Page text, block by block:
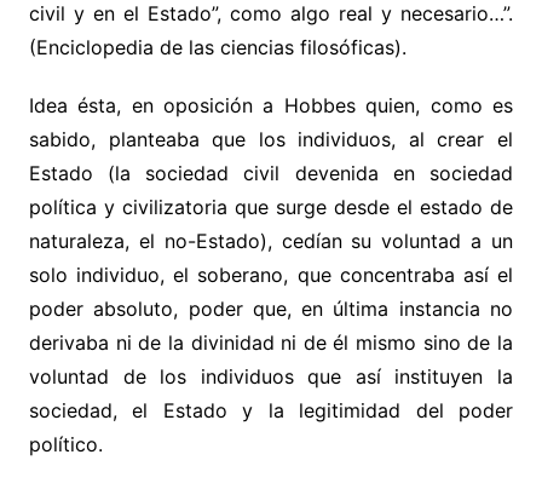
civil y en el Estado”, como algo real y necesario…”.
(Enciclopedia de las ciencias filosóficas).
Idea ésta, en oposición a Hobbes quien, como es
sabido, planteaba que los individuos, al crear el
Estado (la sociedad civil devenida en sociedad
política y civilizatoria que surge desde el estado de
naturaleza, el no-Estado), cedían su voluntad a un
solo individuo, el soberano, que concentraba así el
poder absoluto, poder que, en última instancia no
derivaba ni de la divinidad ni de él mismo sino de la
voluntad de los individuos que así instituyen la
sociedad, el Estado y la legitimidad del poder
político.